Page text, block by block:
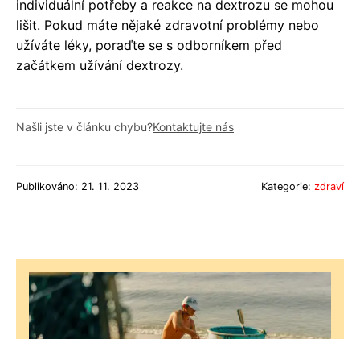
individuální potřeby a reakce na dextrozu se mohou
lišit. Pokud máte nějaké zdravotní problémy nebo
užíváte léky, poraďte se s odborníkem před
začátkem užívání dextrozy.
Našli jste v článku chybu?Kontaktujte nás
Publikováno: 21. 11. 2023 Kategorie: zdraví